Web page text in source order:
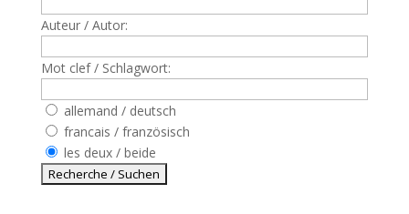
Auteur / Autor:
Mot clef / Schlagwort:
allemand / deutsch
francais / französisch
les deux / beide